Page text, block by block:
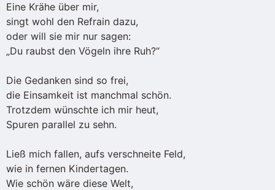
Eine Krähe über mir,
singt wohl den Refrain dazu,
oder will sie mir nur sagen:
„Du raubst den Vögeln ihre Ruh?“
Die Gedanken sind so frei,
die Einsamkeit ist manchmal schön.
Trotzdem wünschte ich mir heut,
Spuren parallel zu sehn.
Ließ mich fallen, aufs verschneite Feld,
wie in fernen Kindertagen.
Wie schön wäre diese Welt,